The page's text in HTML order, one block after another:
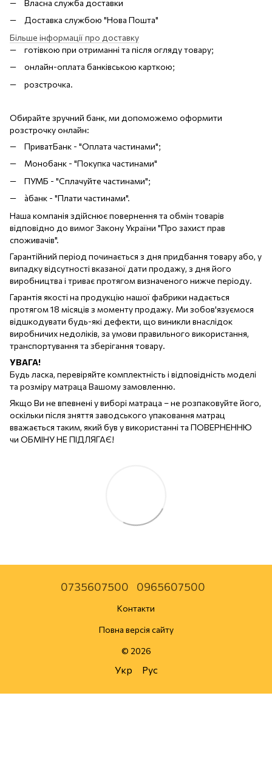
Власна служба доставки
Доставка службою "Нова Пошта"
Більше інформації про доставку
готівкою при отриманні та після огляду товару;
онлайн-оплата банківською карткою;
розстрочка.
Обирайте зручний банк, ми допоможемо оформити
розстрочку онлайн:
ПриватБанк - "Оплата частинами";
Монобанк - "Покупка частинами"
ПУМБ - "Сплачуйте частинами";
àбанк - "Плати частинами".
Наша компанія здійснює повернення та обмін товарів
відповідно до вимог Закону України "Про захист прав
споживачів".
Гарантійний період починається з дня придбання товару або, у
випадку відсутності вказаної дати продажу, з дня його
виробництва і триває протягом визначеного нижче періоду.
Гарантія якості на продукцію нашої фабрики надається
протягом 18 місяців з моменту продажу. Ми зобов'язуємося
відшкодувати будь-які дефекти, що виникли внаслідок
виробничих недоліків, за умови правильного використання,
транспортування та зберігання товару.
УВАГА!
Будь ласка, перевіряйте комплектність і відповідність моделі
та розміру матраца Вашому замовленню.
Якщо Ви не впевнені у виборі матраца – не розпаковуйте його,
оскільки після зняття заводського упаковання матрац
вважається таким, який був у використанні та ПОВЕРНЕННЮ
чи ОБМІНУ НЕ ПІДЛЯГАЄ!
0735607500 0965607500
Контакти
Повна версія сайту
© 2026
Укр Рус